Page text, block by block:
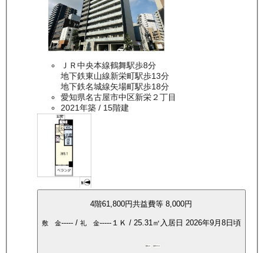
ＪＲ中央本線鶴舞駅歩8分
地下鉄東山線新栄町駅歩13分
地下鉄名城線矢場町駅歩18分
愛知県名古屋市中区新栄２丁目
2021年築/ 15階建
4階61,800円共益費等 8,000円
敷 金-----/ 礼 金-----１Ｋ / 25.31 ㎡ 入居日 2026年9月8日頃
敷礼0 都市ガス